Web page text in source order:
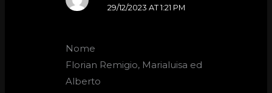
29/12/2023 AT 1:21 PM
Nome
Florian Remigio, Marialuisa ed
Alberto